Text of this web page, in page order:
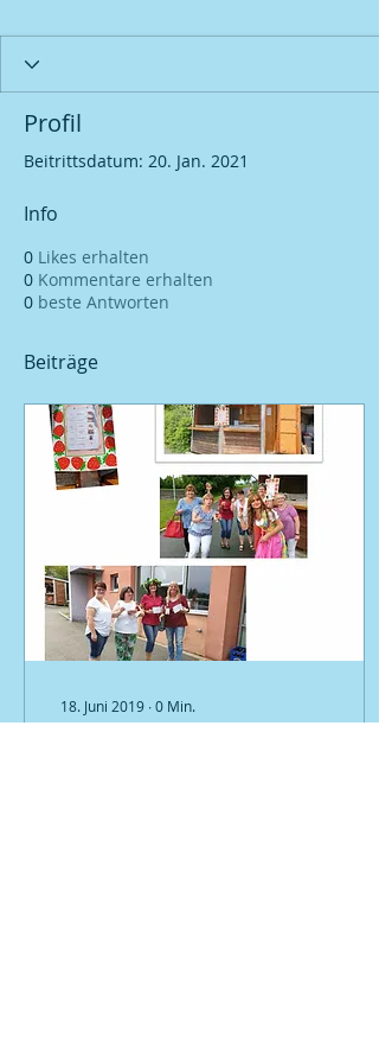
Profil
Beitrittsdatum: 20. Jan. 2021
Info
0 Likes erhalten
0 Kommentare erhalten
0 beste Antworten
Beiträge
18. Juni 2019 ∙0 Min.